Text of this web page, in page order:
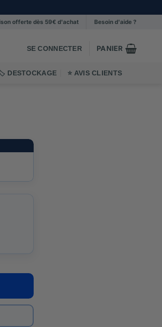
offerte dès 59€ d'achat Besoin d'aide ?
SE CONNECTER PANIER
DESTOCKAGE ⭐️ AVIS CLIENTS